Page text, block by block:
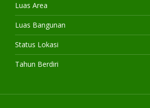
Luas Area
Luas Bangunan
Status Lokasi
Tahun Berdiri